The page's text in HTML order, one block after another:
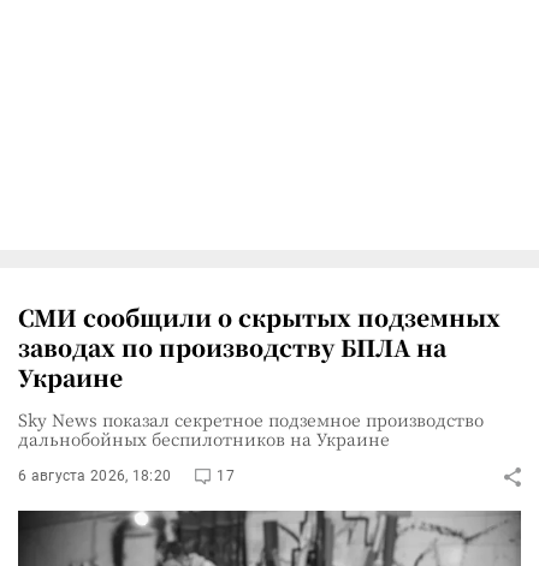
СМИ сообщили о скрытых подземных
заводах по производству БПЛА на
Украине
Sky News показал секретное подземное производство
дальнобойных беспилотников на Украине
6 августа 2026, 18:20 17